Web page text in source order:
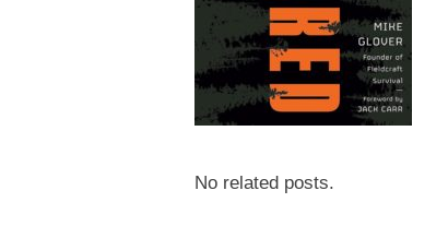
No related posts.